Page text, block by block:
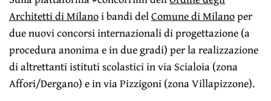
Architetti di Milanoi bandi delComune di Milanoper
due nuovi concorsi internazionali di progettazione (a
procedura anonima e in due gradi) per la realizzazione
di altrettanti istituti scolastici in via Scialoia (zona
Affori/Dergano) e in via Pizzigoni (zona Villapizzone).